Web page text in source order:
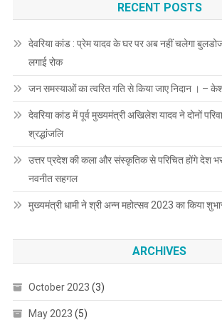
RECENT POSTS
देवरिया कांड : प्रेम यादव के घर पर अब नहीं चलेगा
लगाई रोक
जन समस्याओं का त्वरित गति से किया जाए निदान । –
देवरिया कांड में पूर्व मुख्यमंत्री अखिलेश यादव ने दोनों
श्रद्धांजलि
उत्तर प्रदेश की कला और संस्कृतिक से परिचित होंगे देश
नवनीत सहगल
मुख्यमंत्री धामी ने श्री अन्न महोत्सव 2023 का किया
ARCHIVES
October 2023 (3)
May 2023 (5)